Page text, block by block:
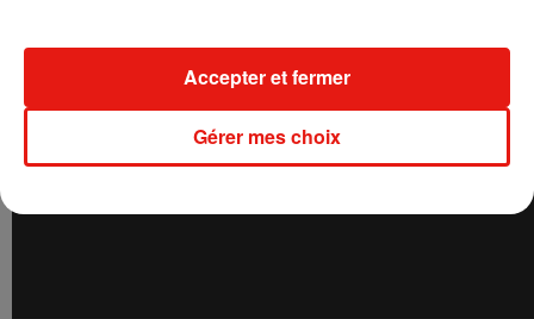
Gérer mes choix
Accepter et fermer